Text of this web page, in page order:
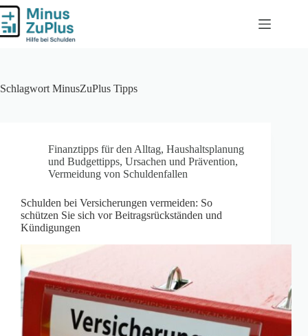
Zum
Inhalt
springen
Schlagwort MinusZuPlus Tipps
Finanztipps für den Alltag, Haushaltsplanung
und Budgettipps, Ursachen und Prävention,
Vermeidung von Schuldenfallen
Schulden bei Versicherungen vermeiden: So
schützen Sie sich vor Beitragsrückständen und
Kündigungen